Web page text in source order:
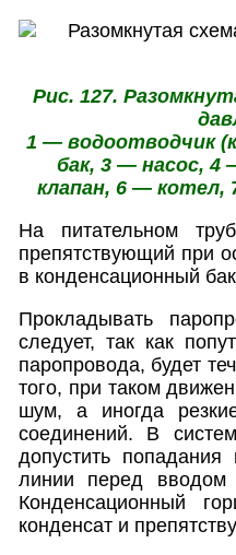
Рис. 127.
1 — водоотводчик
бак, 3 — насос,
клапан, 6 — котел,
На питательном
препятствующий при
в конденсационный
Прокладывать
следует, так как
паропровода, будет
того, при таком
шум, а иногда
соединений. В
допустить
линии перед вводом
Конденсационный
конденсат и